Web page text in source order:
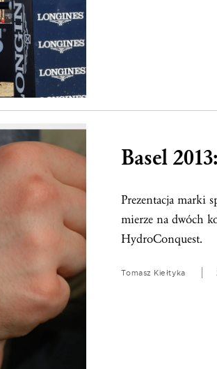
Basel
Prezentacja marki
mierze na dwóch
HydroConquest.
Tomasz Kiełtyka